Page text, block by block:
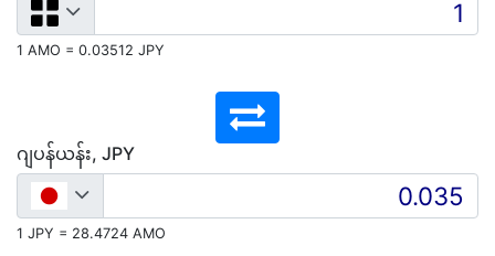
1 AMO = 0.03512 JPY
ဂျပန်ယန်း, JPY
1 JPY = 28.4724 AMO